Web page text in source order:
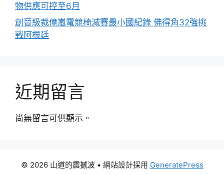
物供應可控至6月
創晉級裁億嵐電競椅減賽最小國紀錄 佛得角32強挑
戰阿根廷
近期留言
尚無留言可供顯示。
© 2026 山道的震撼波• 網站設計採用 GeneratePress